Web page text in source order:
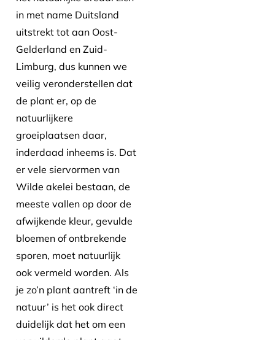
in met name Duitsland
uitstrekt tot aan Oost-
Gelderland en Zuid-
Limburg, dus kunnen we
veilig veronderstellen dat
de plant er, op de
natuurlijkere
groeiplaatsen daar,
inderdaad inheems is. Dat
er vele siervormen van
Wilde akelei bestaan, de
meeste vallen op door de
afwijkende kleur, gevulde
bloemen of ontbrekende
sporen, moet natuurlijk
ook vermeld worden. Als
je zo’n plant aantreft ‘in de
natuur’ is het ook direct
duidelijk dat het om een